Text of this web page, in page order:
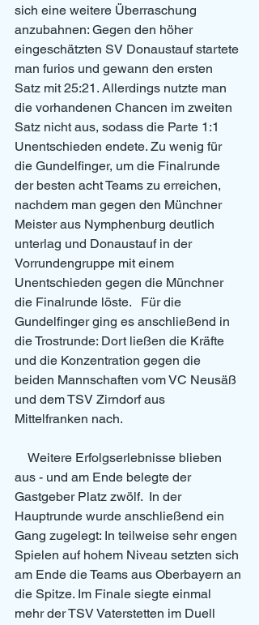
sich eine weitere Überraschung
anzubahnen: Gegen den höher
eingeschätzten SV Donaustauf startete
man furios und gewann den ersten
Satz mit 25:21. Allerdings nutzte man
die vorhandenen Chancen im zweiten
Satz nicht aus, sodass die Parte 1:1
Unentschieden endete. Zu wenig für
die Gundelfinger, um die Finalrunde
der besten acht Teams zu erreichen,
nachdem man gegen den Münchner
Meister aus Nymphenburg deutlich
unterlag und Donaustauf in der
Vorrundengruppe mit einem
Unentschieden gegen die Münchner
die Finalrunde löste.   Für die
Gundelfinger ging es anschließend in
die Trostrunde: Dort ließen die Kräfte
und die Konzentration gegen die
beiden Mannschaften vom VC Neusäß
und dem TSV Zirndorf aus
Mittelfranken nach.
aus - und am Ende belegte der
Gastgeber Platz zwölf.  In der
Hauptrunde wurde anschließend ein
Gang zugelegt: In teilweise sehr engen
Spielen auf hohem Niveau setzten sich
am Ende die Teams aus Oberbayern an
die Spitze. Im Finale siegte einmal
mehr der TSV Vaterstetten im Duell